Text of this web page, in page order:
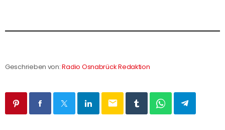
Geschrieben von:Radio Osnabrück Redaktion
email